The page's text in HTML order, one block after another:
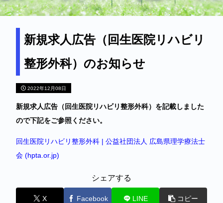
島
新規求人広告（回生医院リハビリ
整形外科）のお知らせ
2022年12月08日
新規求人広告（回生医院リハビリ整形外科）を記載しました
ので下記をご参照ください。
回生医院リハビリ整形外科 | 公益社団法人 広島県理学療法士
会 (hpta.or.jp)
シェアする
X Facebook LINE コピー